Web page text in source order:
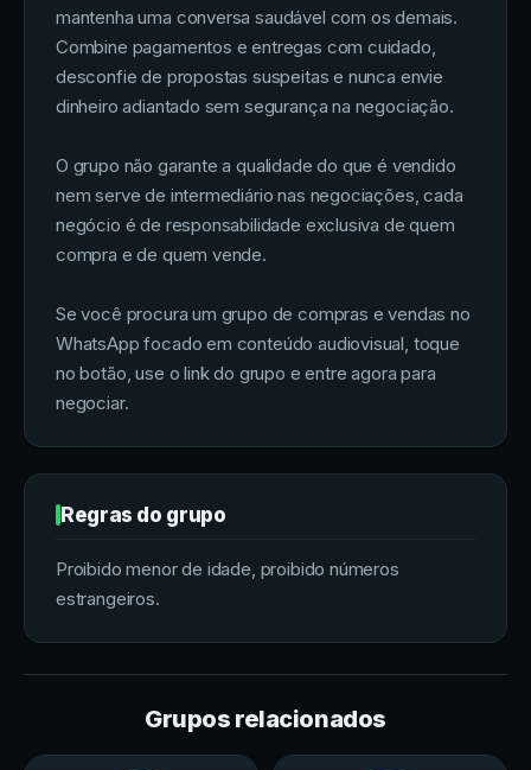
mantenha uma conversa saudável com os demais.
Combine pagamentos e entregas com cuidado,
desconfie de propostas suspeitas e nunca envie
dinheiro adiantado sem segurança na negociação.
O grupo não garante a qualidade do que é vendido
nem serve de intermediário nas negociações, cada
negócio é de responsabilidade exclusiva de quem
compra e de quem vende.
Se você procura um grupo de compras e vendas no
WhatsApp focado em conteúdo audiovisual, toque
no botão, use o link do grupo e entre agora para
negociar.
Regras do grupo
Proibido menor de idade, proibido números
estrangeiros.
Grupos relacionados